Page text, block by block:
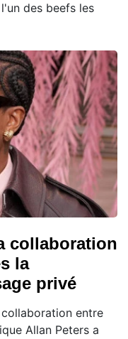
des beefs les
collaboration
la
privé
entre
Allan Peters a